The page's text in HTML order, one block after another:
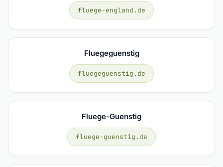
fluege-england.de
Fluegeguenstig
fluegeguenstig.de
Fluege-Guenstig
fluege-guenstig.de